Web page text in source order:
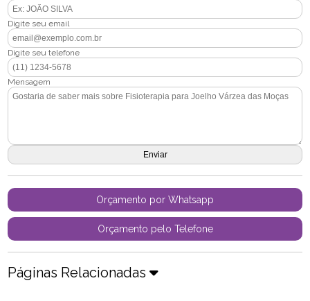
Digite seu email
Digite seu telefone
Mensagem
Orçamento por Whatsapp
Orçamento pelo Telefone
Páginas Relacionadas